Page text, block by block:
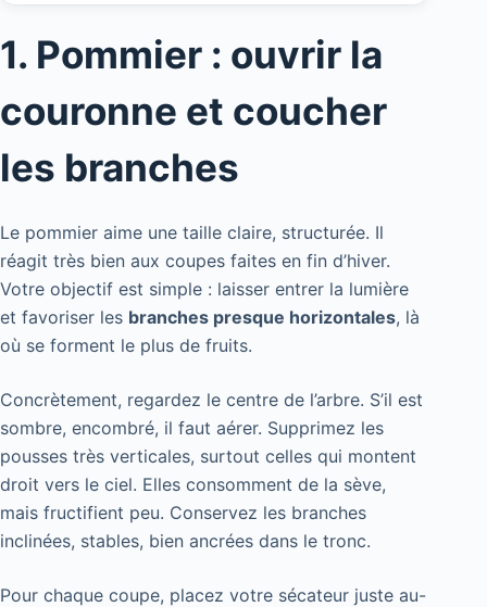
1. Pommier : ouvrir la
couronne et coucher
les branches
Le pommier aime une taille claire, structurée. Il
réagit très bien aux coupes faites en fin d’hiver.
Votre objectif est simple : laisser entrer la lumière
et favoriser les branches presque horizontales, là
où se forment le plus de fruits.
Concrètement, regardez le centre de l’arbre. S’il est
sombre, encombré, il faut aérer. Supprimez les
pousses très verticales, surtout celles qui montent
droit vers le ciel. Elles consomment de la sève,
mais fructifient peu. Conservez les branches
inclinées, stables, bien ancrées dans le tronc.
Pour chaque coupe, placez votre sécateur juste au-